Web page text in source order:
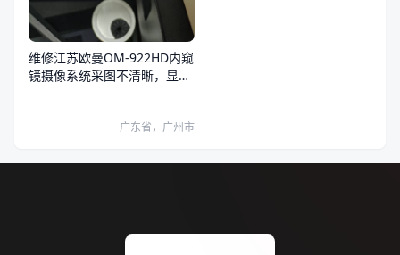
维修江苏欧曼OM-922HD内窥
镜摄像系统采图不清晰，显示
广东省，广州市